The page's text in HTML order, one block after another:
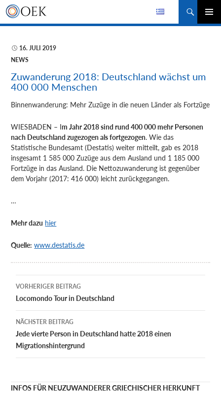
Suchen
ZUM
16. JULI 2019
NEWS
Zuwanderung 2018: Deutschland wächst um
400 000 Menschen
Binnenwanderung: Mehr Zuzüge in die neuen Länder als Fortzüge
WIESBADEN – Im Jahr 2018 sind rund 400 000 mehr Personen
nach Deutschland zugezogen als fortgezogen. Wie das
Statistische Bundesamt (Destatis) weiter mitteilt, gab es 2018
insgesamt 1 585 000 Zuzüge aus dem Ausland und 1 185 000
Fortzüge in das Ausland. Die Nettozuwanderung ist gegenüber
dem Vorjahr (2017: 416 000) leicht zurückgegangen.
…
Mehr dazu hier
Quelle: www.destatis.de
Beitragsnavigation
VORHERIGER BEITRAG
Locomondo Tour in Deutschland
NÄCHSTER BEITRAG
Jede vierte Person in Deutschland hatte 2018 einen
Migrationshintergrund
INFOS FÜR NEUZUWANDERER GRIECHISCHER HERKUNFT